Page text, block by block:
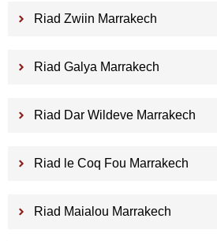
Riad Zwiin Marrakech
Riad Galya Marrakech
Riad Dar Wildeve Marrakech
Riad le Coq Fou Marrakech
Riad Maialou Marrakech